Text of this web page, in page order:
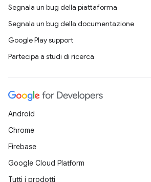
Segnala un bug della piattaforma
Segnala un bug della documentazione
Google Play support
Partecipa a studi di ricerca
Android
Chrome
Firebase
Google Cloud Platform
Tutti i prodotti